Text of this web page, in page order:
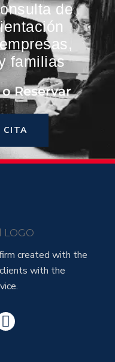
de
familias
o Reservar
CITA
created with the
with the